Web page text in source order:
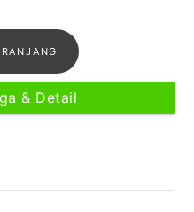
& Detail